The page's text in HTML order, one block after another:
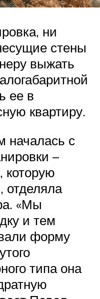
ни
стены
выжать
ее в
квартиру.
началась с
–
которую
отделяла
«Мы
и тем
форму
типа она